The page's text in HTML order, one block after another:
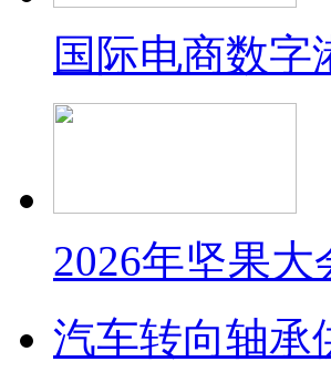
国际电商数字
2026年坚果
汽车转向轴承